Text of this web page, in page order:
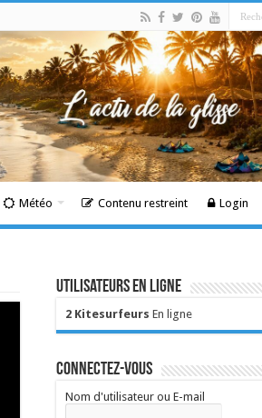
Météo Contenu restreint Login
Utilisateurs en ligne
2 Kitesurfeurs En ligne
Connectez-vous
Nom d'utilisateur ou E-mail